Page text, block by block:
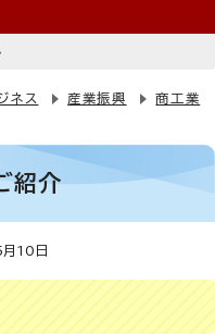
ネス 産業振興
商工業
紹介
10日